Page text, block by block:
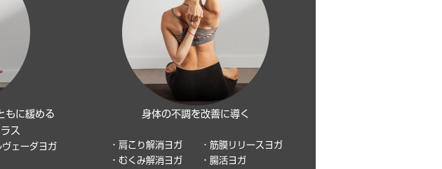
もに緩める
ス
ヴェーダヨガ
身体の不調を改善に導く
・肩こり解消ヨガ
・むくみ解消ヨガ
・筋膜リリースヨガ
・腸活ヨガ